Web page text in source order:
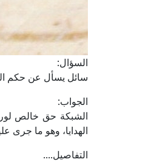
السؤال:
سائل يسأل عن حكم
الجواب:
الشبكة حق خالص
الهدايا، وهو ما جرى
التفاصيل....